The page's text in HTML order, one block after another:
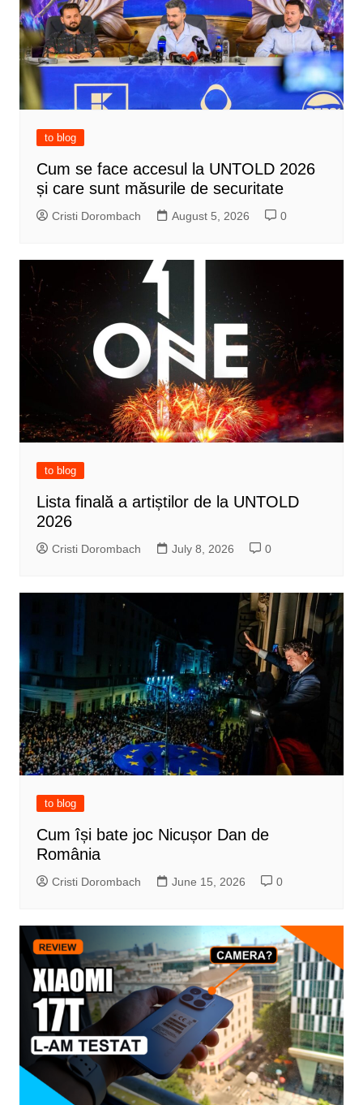
to blog
Cum se face accesul la UNTOLD 2026
și care sunt măsurile de securitate
Cristi Dorombach August 5, 2026 0
to blog
Lista finală a artiștilor de la UNTOLD
2026
Cristi Dorombach July 8, 2026 0
to blog
Cum își bate joc Nicușor Dan de
România
Cristi Dorombach June 15, 2026 0